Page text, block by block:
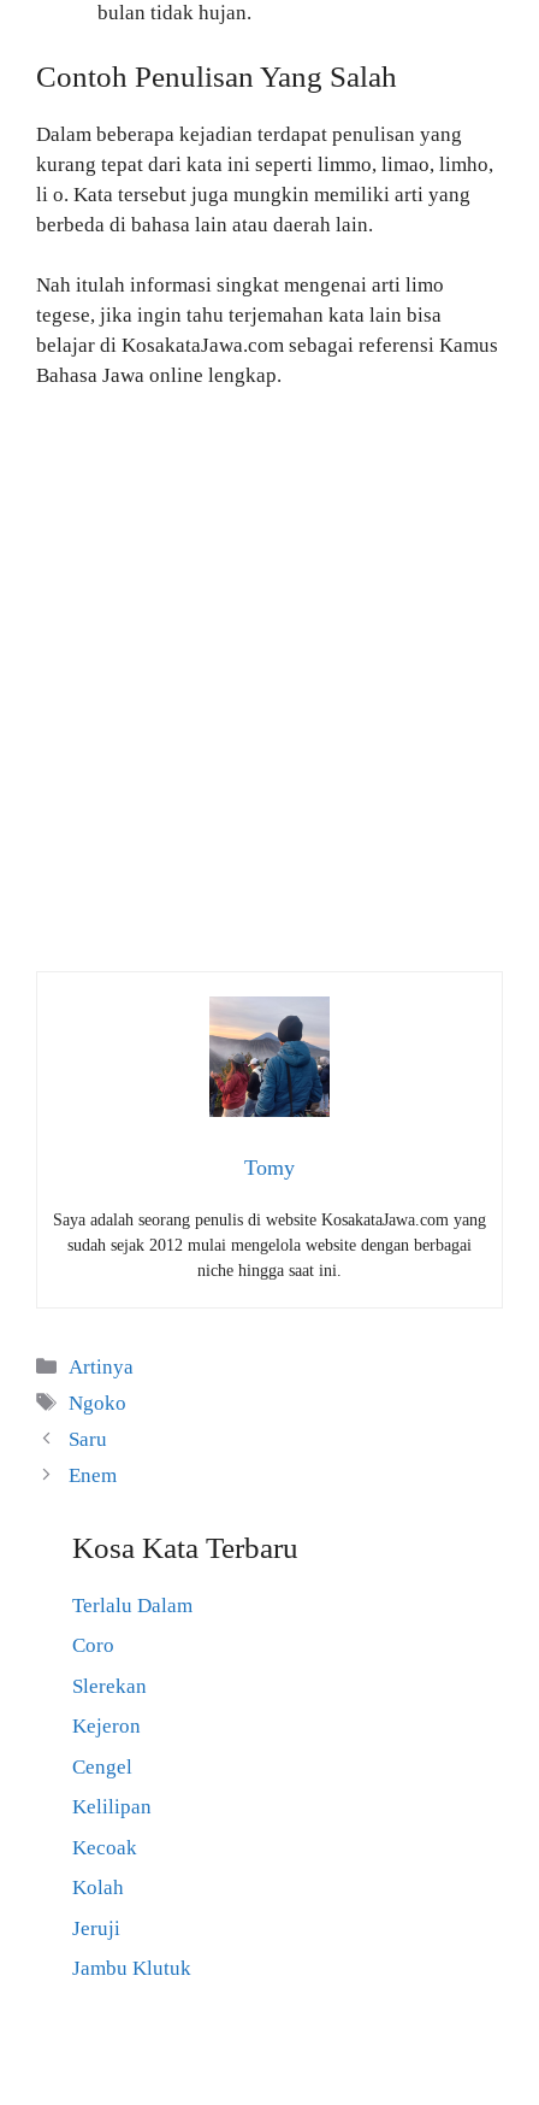
bulan tidak hujan.
Contoh Penulisan Yang Salah
Dalam beberapa kejadian terdapat penulisan yang
kurang tepat dari kata ini seperti limmo, limao, limho,
li o. Kata tersebut juga mungkin memiliki arti yang
berbeda di bahasa lain atau daerah lain.
Nah itulah informasi singkat mengenai arti limo
tegese, jika ingin tahu terjemahan kata lain bisa
belajar di KosakataJawa.com sebagai referensi Kamus
Bahasa Jawa online lengkap.
Tomy
Saya adalah seorang penulis di website KosakataJawa.com yang
sudah sejak 2012 mulai mengelola website dengan berbagai
niche hingga saat ini.
Kategori
Artinya
Tag
Ngoko
Saru
Enem
Kosa Kata Terbaru
Terlalu Dalam
Coro
Slerekan
Kejeron
Cengel
Kelilipan
Kecoak
Kolah
Jeruji
Jambu Klutuk